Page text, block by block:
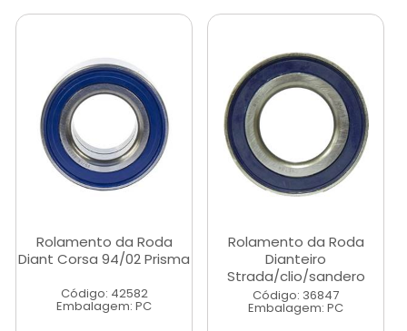
Rolamento da Roda
Diant Corsa 94/02 Prisma
Código: 42582
Embalagem: PC
Rolamento da Roda
Dianteiro
Strada/clio/sandero
Código: 36847
Embalagem: PC